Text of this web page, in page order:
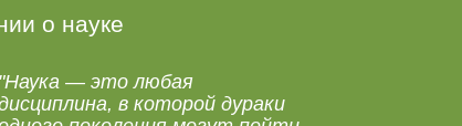
о науке
"Наука — это любая
в которой дураки